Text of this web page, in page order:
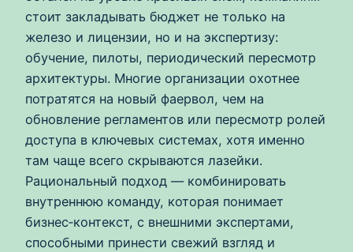
стоит закладывать бюджет не только на
железо и лицензии, но и на экспертизу:
обучение, пилоты, периодический пересмотр
архитектуры. Многие организации охотнее
потратятся на новый фаервол, чем на
обновление регламентов или пересмотр ролей
доступа в ключевых системах, хотя именно
там чаще всего скрываются лазейки.
Рациональный подход — комбинировать
внутреннюю команду, которая понимает
бизнес‑контекст, с внешними экспертами,
способными принести свежий взгляд и